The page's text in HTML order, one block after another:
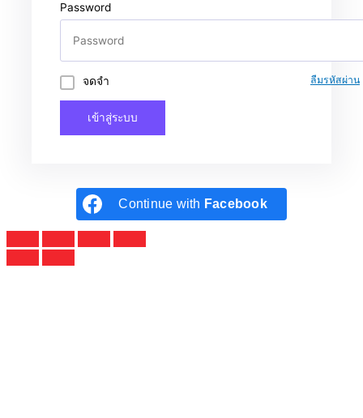
Password
จดจำ ลืมรหัสผ่าน
เข้าสู่ระบบ
Continue with Facebook